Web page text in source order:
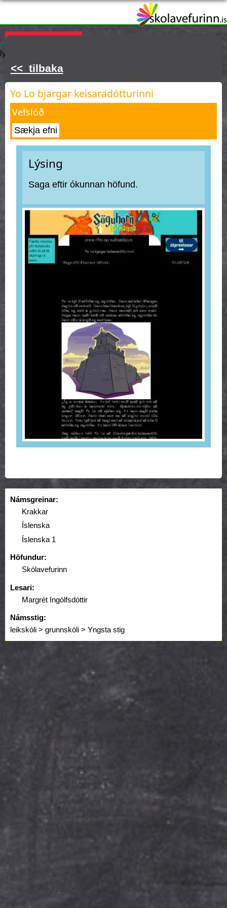
main
lykilorð
Þú ert hér
<< tilbaka
Yo Lo bjargar keisaradótturinni
Vefslóð
Sækja efni
Lýsing
Saga eftir ókunnan höfund.
Námsgreinar:
Krakkar
Íslenska
Íslenska 1
Höfundur:
Skólavefurinn
Lesari:
Margrét Ingólfsdóttir
Námsstig:
leikskóli > grunnskóli > Yngsta stig